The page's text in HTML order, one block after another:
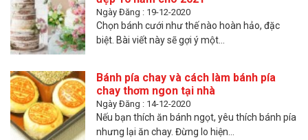
Ngày Đăng : 19-12-2020
Chọn bánh cưới như thế nào hoàn hảo, đặc
biệt. Bài viết này sẽ gợi ý một...
Bánh pía chay và cách làm bánh pía
chay thơm ngon tại nhà
Ngày Đăng : 14-12-2020
Nếu bạn thích ăn bánh ngọt, yêu thích bánh pía
nhưng lại ăn chay. Đừng lo hiện...